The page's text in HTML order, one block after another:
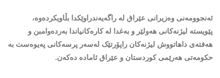
ئەنجوومەنی وەزیرانی عێراق لە راگەیەندراوێکدا بڵاویکردەوە،
پێویستە لیژنەکانی هەولێر و بەغدا لە کارەکانیاندا بەردەوامبن و
هەفتەی داهاتووش لیژنەکان راپۆرتێک لەسەر پرسەکانی پەیوەست بە
حکومەتی هەرێمی کوردستان و عێراق ئامادە دەکەن.